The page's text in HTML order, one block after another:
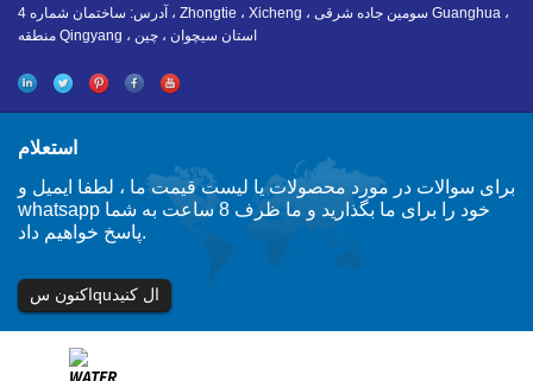
آدرس: ساختمان شماره 4 ، Zhongtie ، Xicheng ، سومین جاده شرقی Guanghua ،
منطقه Qingyang ، استان سیچوان ، چین
استعلام
برای سوالات در مورد محصولات یا لیست قیمت ما ، لطفا ایمیل و
whatsapp خود را برای ما بگذارید و ما ظرف 8 ساعت به شما
پاسخ خواهیم داد.
اکنون سquال کنید